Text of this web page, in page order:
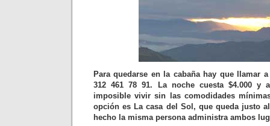
Para quedarse en la cabaña hay que llamar
312 461 78 91. La noche cuesta $4.000 y
imposible vivir sin las comodidades
opción es La casa del Sol, que queda justo
hecho la misma persona administra ambos